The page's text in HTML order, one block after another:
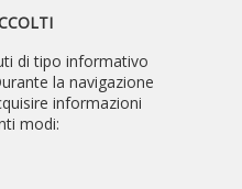
di tipo informativo
la navigazione
informazioni
modi: